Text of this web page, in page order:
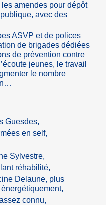
amendes pour dépôt
avec des
ASVP et de polices
de brigades dédiées
de prévention contre
jeunes, le travail
le nombre
Guesdes,
en self,
Sylvestre,
réhabilité,
Delaune, plus
connu,